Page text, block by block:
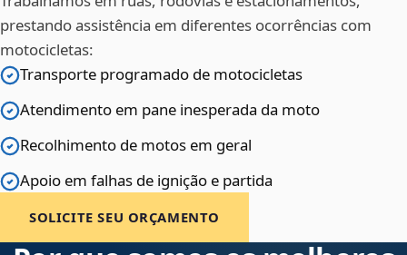
prestando assistência em diferentes ocorrências com
motocicletas:
Transporte programado de motocicletas
Atendimento em pane inesperada da moto
Recolhimento de motos em geral
Apoio em falhas de ignição e partida
SOLICITE SEU ORÇAMENTO